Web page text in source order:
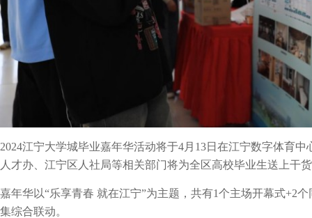
2024江宁大学城毕业嘉年华活动将于4月13日在江宁数字体育
人才办、江宁区人社局等相关部门将为全区高校毕业生送上干
嘉年华以“乐享青春 就在江宁”为主题，共有1个主场开幕式+2
集综合联动。